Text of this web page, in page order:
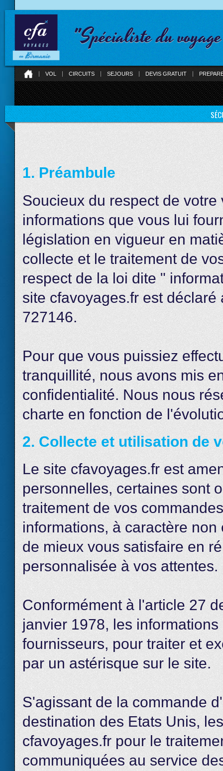
"Spécialiste du
VOL CIRCUITS SEJOURS DEVIS GRATUIT
1. Préambule
Soucieux du respect de
informations que vous lui
législation en vigueur en
collecte et le traitement de
respect de la loi dite "
site cfavoyages.fr est
727146.
Pour que vous puissiez
tranquillité, nous avons mis
confidentialité. Nous nous
charte en fonction de
2. Collecte et utilisation de
Le site cfavoyages.fr est
personnelles, certaines sont
traitement de vos
informations, à caractère
de mieux vous satisfaire en
personnalisée à vos attentes.
Conformément à l'article 27
janvier 1978, les
fournisseurs, pour traiter et
par un astérisque sur le site.
S'agissant de la commande
destination des Etats Unis,
cfavoyages.fr pour le
communiquées au service